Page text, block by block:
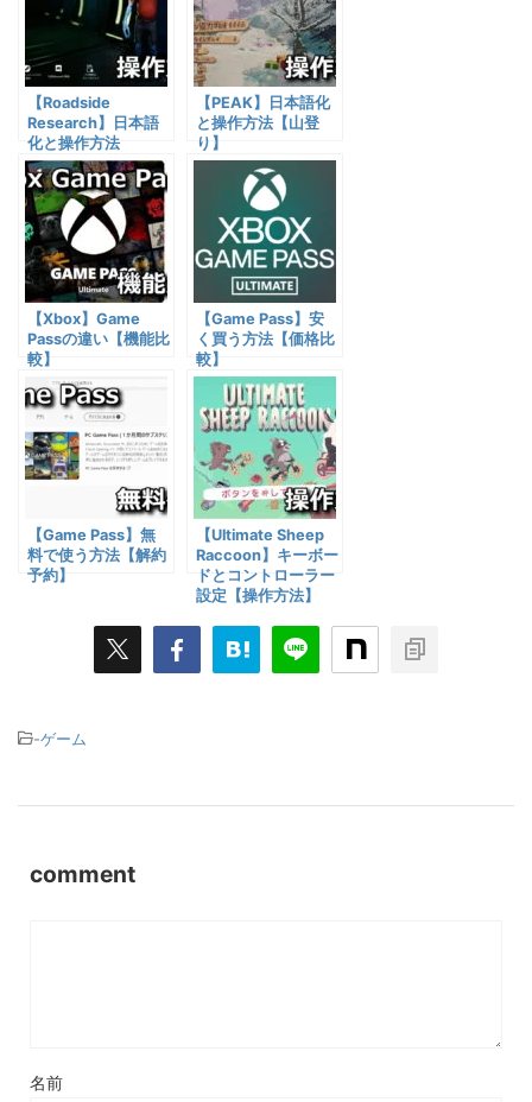
【Roadside
Research】日本語
化と操作方法
【PEAK】日本語化
と操作方法【山登
り】
【Xbox】Game
Passの違い【機能比
較】
【Game Pass】安
く買う方法【価格比
較】
【Game Pass】無
料で使う方法【解約
予約】
【Ultimate Sheep
Raccoon】キーボー
ドとコントローラー
設定【操作方法】
-ゲーム
comment
名前